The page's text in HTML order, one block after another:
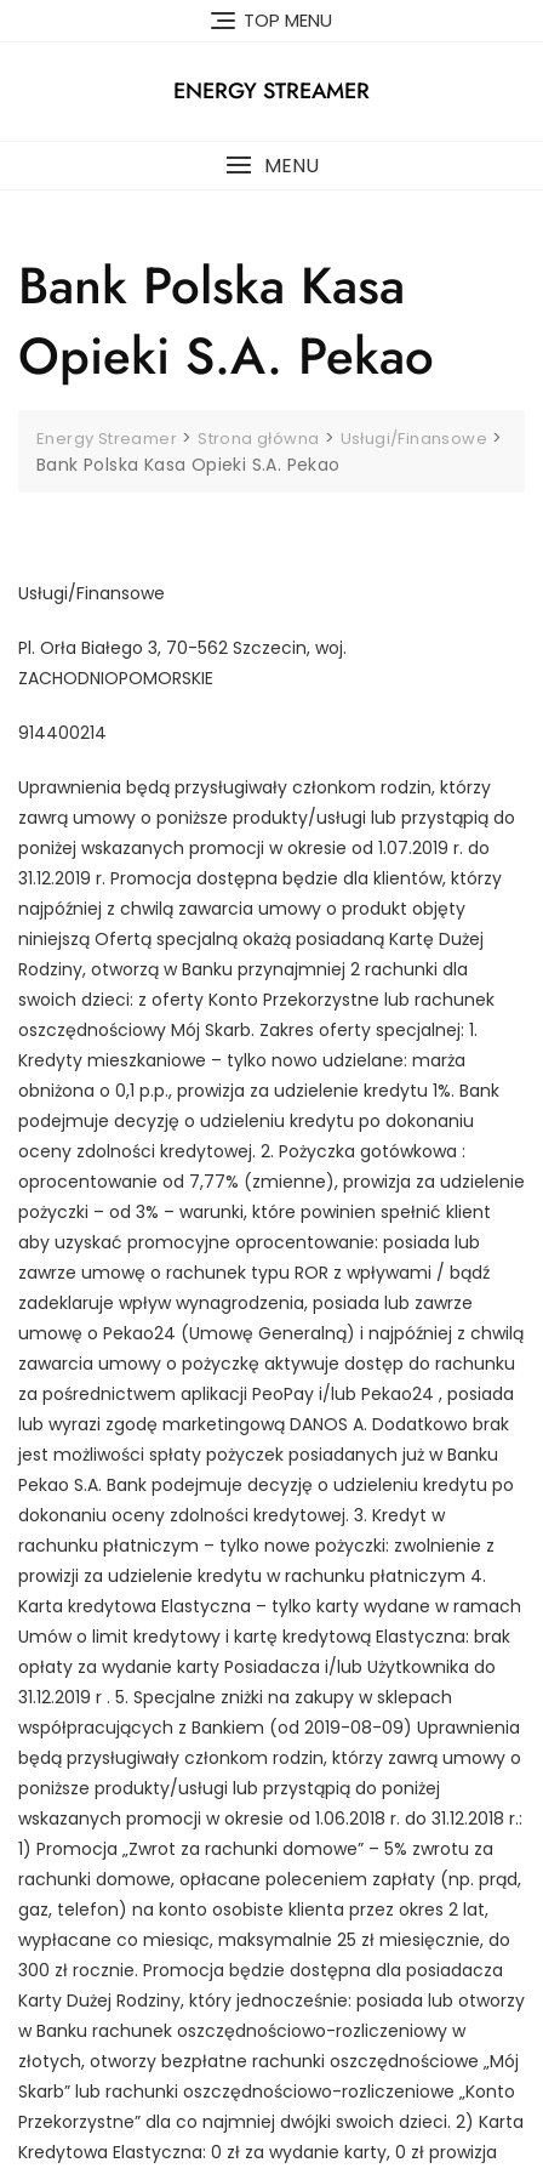
TOP MENU
ENERGY STREAMER
MENU
Bank Polska Kasa
Opieki S.A. Pekao
Energy Streamer > Strona główna > Usługi/Finansowe >
Bank Polska Kasa Opieki S.A. Pekao
Usługi/Finansowe
Pl. Orła Białego 3, 70-562 Szczecin, woj.
ZACHODNIOPOMORSKIE
914400214
Uprawnienia będą przysługiwały członkom rodzin, którzy
zawrą umowy o poniższe produkty/usługi lub przystąpią do
poniżej wskazanych promocji w okresie od 1.07.2019 r. do
31.12.2019 r. Promocja dostępna będzie dla klientów, którzy
najpóźniej z chwilą zawarcia umowy o produkt objęty
niniejszą Ofertą specjalną okażą posiadaną Kartę Dużej
Rodziny, otworzą w Banku przynajmniej 2 rachunki dla
swoich dzieci: z oferty Konto Przekorzystne lub rachunek
oszczędnościowy Mój Skarb. Zakres oferty specjalnej: 1.
Kredyty mieszkaniowe – tylko nowo udzielane: marża
obniżona o 0,1 p.p., prowizja za udzielenie kredytu 1%. Bank
podejmuje decyzję o udzieleniu kredytu po dokonaniu
oceny zdolności kredytowej. 2. Pożyczka gotówkowa :
oprocentowanie od 7,77% (zmienne), prowizja za udzielenie
pożyczki – od 3% – warunki, które powinien spełnić klient
aby uzyskać promocyjne oprocentowanie: posiada lub
zawrze umowę o rachunek typu ROR z wpływami / bądź
zadeklaruje wpływ wynagrodzenia, posiada lub zawrze
umowę o Pekao24 (Umowę Generalną) i najpóźniej z chwilą
zawarcia umowy o pożyczkę aktywuje dostęp do rachunku
za pośrednictwem aplikacji PeoPay i/lub Pekao24 , posiada
lub wyrazi zgodę marketingową DANOS A. Dodatkowo brak
jest możliwości spłaty pożyczek posiadanych już w Banku
Pekao S.A. Bank podejmuje decyzję o udzieleniu kredytu po
dokonaniu oceny zdolności kredytowej. 3. Kredyt w
rachunku płatniczym – tylko nowe pożyczki: zwolnienie z
prowizji za udzielenie kredytu w rachunku płatniczym 4.
Karta kredytowa Elastyczna – tylko karty wydane w ramach
Umów o limit kredytowy i kartę kredytową Elastyczna: brak
opłaty za wydanie karty Posiadacza i/lub Użytkownika do
31.12.2019 r . 5. Specjalne zniżki na zakupy w sklepach
współpracujących z Bankiem (od 2019-08-09) Uprawnienia
będą przysługiwały członkom rodzin, którzy zawrą umowy o
poniższe produkty/usługi lub przystąpią do poniżej
wskazanych promocji w okresie od 1.06.2018 r. do 31.12.2018 r.:
1) Promocja „Zwrot za rachunki domowe” – 5% zwrotu za
rachunki domowe, opłacane poleceniem zapłaty (np. prąd,
gaz, telefon) na konto osobiste klienta przez okres 2 lat,
wypłacane co miesiąc, maksymalnie 25 zł miesięcznie, do
300 zł rocznie. Promocja będzie dostępna dla posiadacza
Karty Dużej Rodziny, który jednocześnie: posiada lub otworzy
w Banku rachunek oszczędnościowo-rozliczeniowy w
złotych, otworzy bezpłatne rachunki oszczędnościowe „Mój
Skarb” lub rachunki oszczędnościowo-rozliczeniowe „Konto
Przekorzystne” dla co najmniej dwójki swoich dzieci. 2) Karta
Kredytowa Elastyczna: 0 zł za wydanie karty, 0 zł prowizja